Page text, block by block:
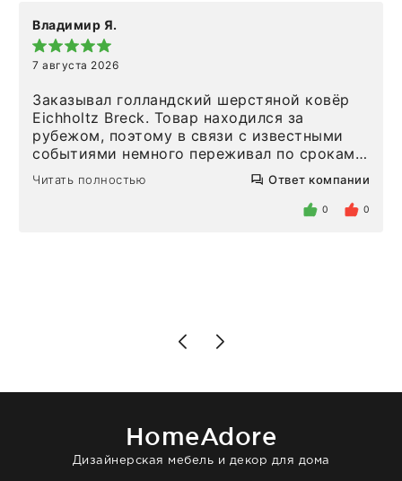
Владимир Я.
7 августа 2026
Заказывал голландский шерстяной ковёр
Eichholtz Breck. Товар находился за
рубежом, поэтому в связи с известными
событиями немного переживал по срокам.
Но homeadore привезли ровно в
определенное в договоре время, без
то качество выше всяких похвал. Выглядит
Читать полностью Ответ компании
0 0
HomeAdore
Дизайнерская мебель и декор для дома